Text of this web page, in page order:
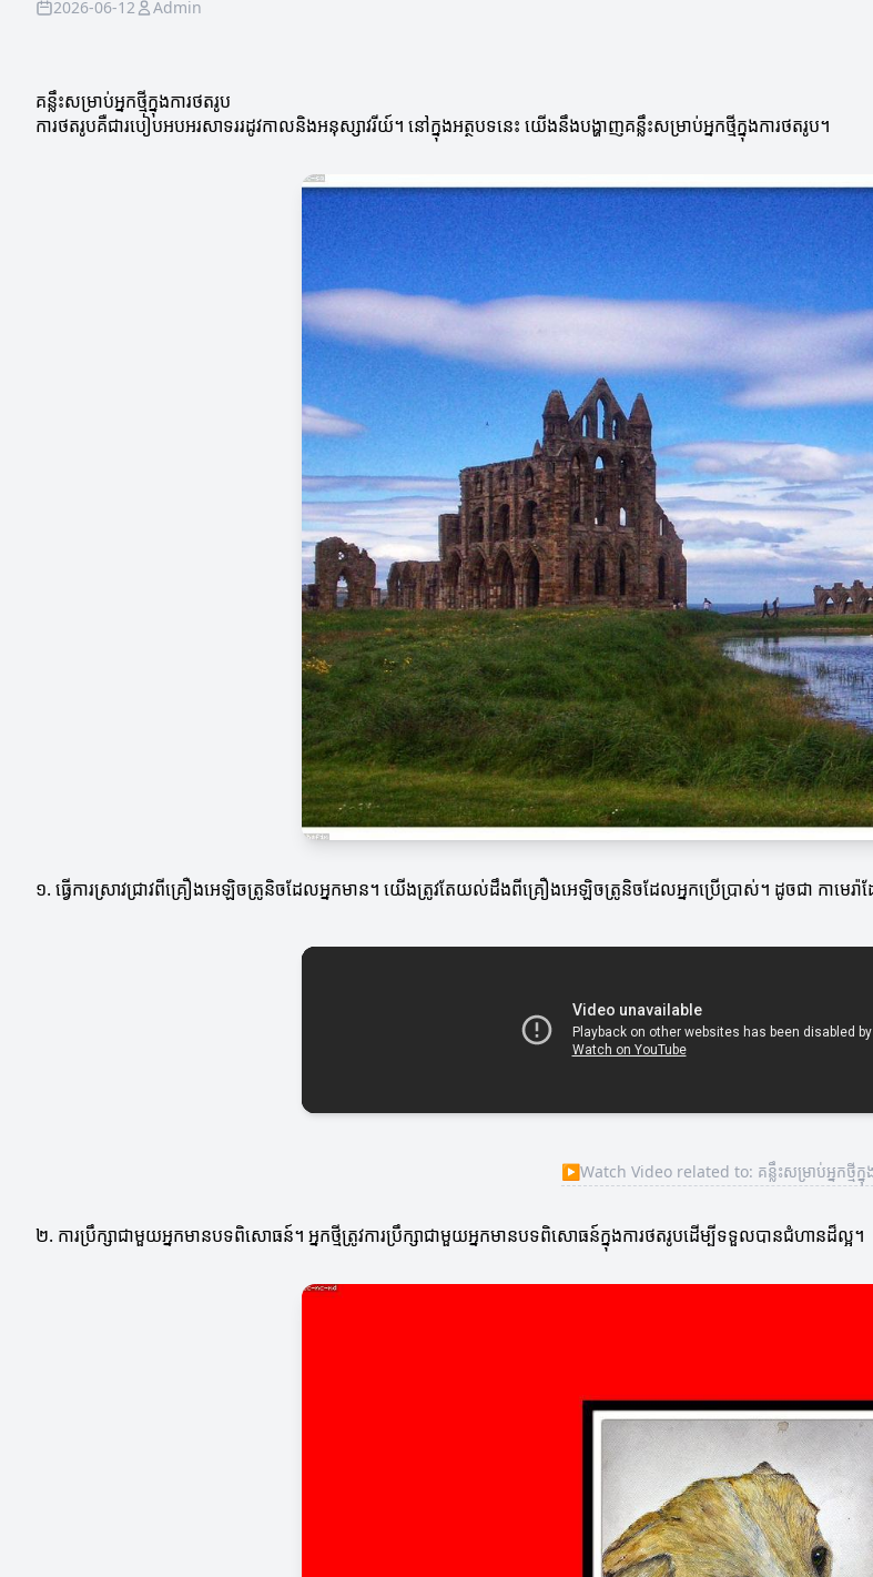
2026-06-12 Admin
គន្លឹះសម្រាប់អ្នកថ្មីក្នុងការថតរូប
ការថតរូបគឺជារបៀបអបអរសាទររដូវកាលនិងអនុស្សាវរីយ៍។ នៅក្នុងអត្ថបទនេះ យើងនឹងបង្ហាញគន្លឹះសម្រាប់អ្នកថ្មីក្នុងការថតរូប។
១. ធ្វើការស្រាវជ្រាវពីគ្រឿងអេឡិចត្រូនិចដែលអ្នកមាន។ យើងត្រូវតែយល់ដឹងពីគ្រឿងអេឡិចត្រូនិចដែលអ្នកប្រើប្រាស់។ ដូចជា កាមេរ៉
▶Watch Video related to: គន្លឹះសម្រាប់អ្នកថ្មីក្នុ
២. ការប្រឹក្សាជាមួយអ្នកមានបទពិសោធន៍។ អ្នកថ្មីត្រូវការប្រឹក្សាជាមួយអ្នកមានបទពិសោធន៍ក្នុងការថតរូបដើម្បីទទួលបានជំហានដ៏ល្អ។